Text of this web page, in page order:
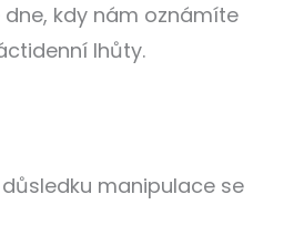
kdy nám oznámíte
lhůty.
manipulace se